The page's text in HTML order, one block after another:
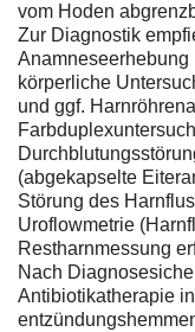
vom Hoden
Zur Diagnostik
körperliche
und ggf.
(abgekapselte
Störung des
Uroflowmetrie
Restharnmessung
Nach
Antibiotikatherapie